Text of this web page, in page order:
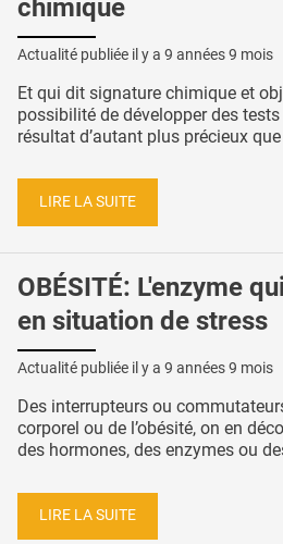
chimique
Actualité publiée il y a 9 années 9 mois
Et qui dit signature chimique et
possibilité de développer des
résultat d’autant plus précieux
LIRE LA SUITE
OBÉSITÉ: L'enzyme
en situation de stress
Actualité publiée il y a 9 années 9 mois
Des interrupteurs ou
corporel ou de l’obésité, on en
des hormones, des enzymes ou
LIRE LA SUITE